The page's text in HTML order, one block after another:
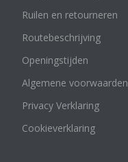
Ruilen en retourneren
Routebeschrijving
Openingstijden
Algemene voorwaarden
Privacy Verklaring
Cookieverklaring